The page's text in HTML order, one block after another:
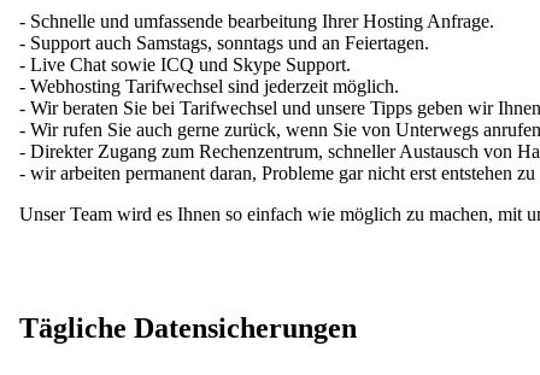
- Schnelle und umfassende bearbeitung Ihrer Hosting Anfrage.
- Support auch Samstags, sonntags und an Feiertagen.
- Live Chat sowie ICQ und Skype Support.
- Webhosting Tarifwechsel sind jederzeit möglich.
- Wir beraten Sie bei Tarifwechsel und unsere Tipps geben wir
- Wir rufen Sie auch gerne zurück, wenn Sie von Unterwegs
- Direkter Zugang zum Rechenzentrum, schneller Austausch von
- wir arbeiten permanent daran, Probleme gar nicht erst entstehen zu
Unser Team wird es Ihnen so einfach wie möglich zu machen, mit
Tägliche Datensicherungen